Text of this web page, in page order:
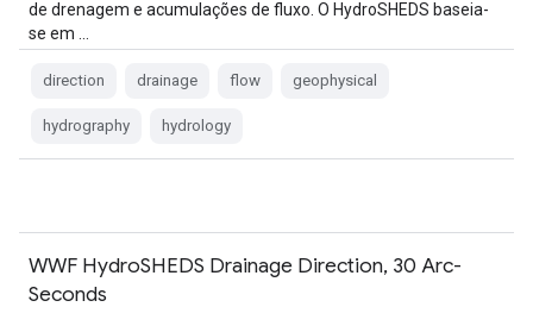
de drenagem e acumulações de fluxo. O HydroSHEDS baseia-
se em …
direction drainage flow geophysical
hydrography hydrology
WWF HydroSHEDS Drainage Direction, 30 Arc-
Seconds